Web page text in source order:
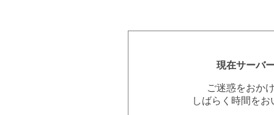
現在サーバ
ご迷惑をおか
しばらく時間を